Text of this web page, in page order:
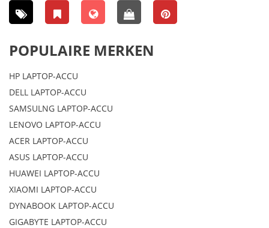
POPULAIRE MERKEN
HP LAPTOP-ACCU
DELL LAPTOP-ACCU
SAMSULNG LAPTOP-ACCU
LENOVO LAPTOP-ACCU
ACER LAPTOP-ACCU
ASUS LAPTOP-ACCU
HUAWEI LAPTOP-ACCU
XIAOMI LAPTOP-ACCU
DYNABOOK LAPTOP-ACCU
GIGABYTE LAPTOP-ACCU